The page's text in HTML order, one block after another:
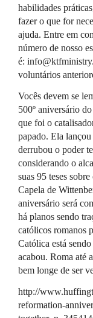
habilidades
fazer o que for
ajuda. Entre em
número de nosso
é:
voluntários
Vocês devem se
500º aniversário
que foi o
papado. Ela
derrubou o poder
considerando o
suas 95 teses
Capela de
aniversário será
há planos sendo
católicos romanos
Católica está
acabou. Roma até
bem longe de ser
http://
reformation-